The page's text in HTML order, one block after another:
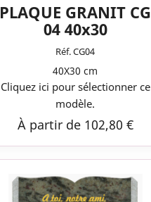
PLAQUE GRANIT CG
04 40x30
Réf. CG04
40X30 cm
Cliquez ici pour sélectionner ce
modèle.
À partir de 102,80 €